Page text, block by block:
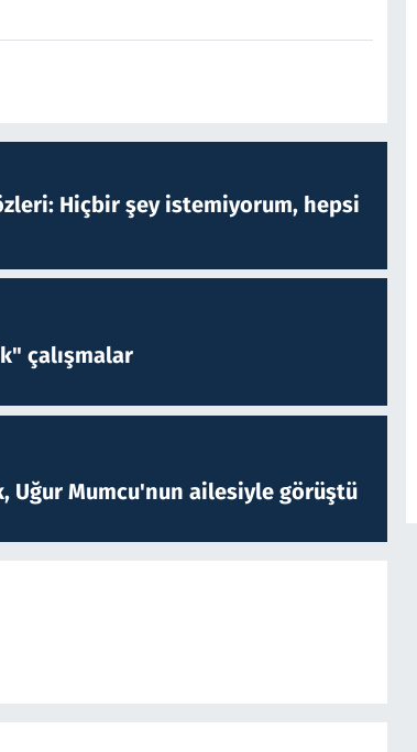
Hiçbir şey istemiyorum, hepsi
çalışmalar
Uğur Mumcu'nun ailesiyle görüştü